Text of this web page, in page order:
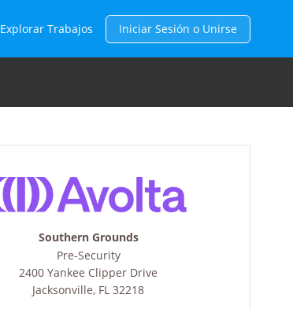
Explorar Trabajos Iniciar Sesión o Unirse
Southern Grounds
Pre-Security
2400 Yankee Clipper Drive
Jacksonville, FL 32218